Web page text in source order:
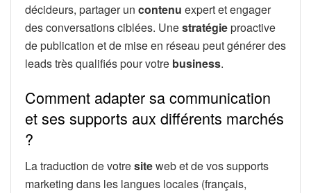
décideurs, partager un contenu expert et engager
des conversations ciblées. Unestratégieproactive
de publication et de mise en réseau peut générer des
leads très qualifiés pour votre business.
Comment adapter sa communication
et ses supports aux différents marchés
?
La traduction de votresiteweb et de vos supports
marketing dans les langues locales (français,